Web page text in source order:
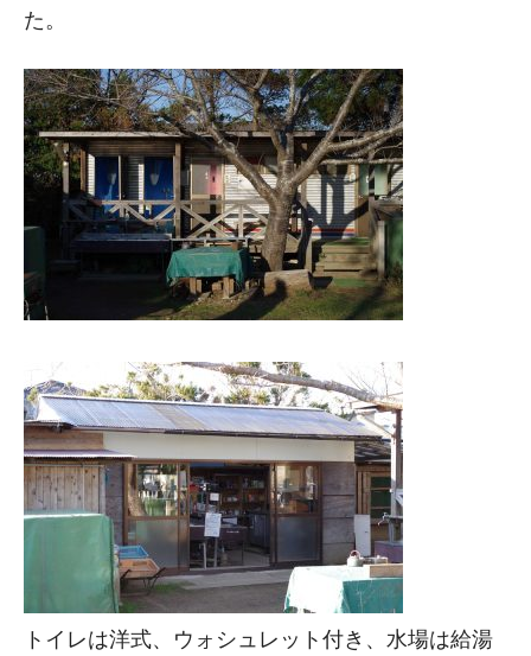
た。
トイレは洋式、ウォシュレット付き、水場は給湯